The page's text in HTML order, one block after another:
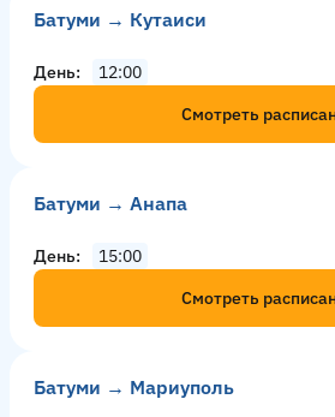
Батуми → Кутаиси
День
12:00
Смотреть
Батуми → Анапа
День
15:00
Смотреть
Батуми → Мариуполь